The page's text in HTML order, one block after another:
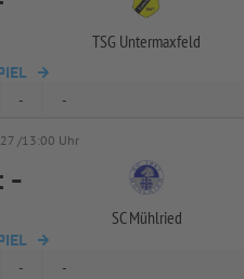
TSG Untermaxfeld
- -
/13:00 Uhr
: -
SC Mühlried
- -